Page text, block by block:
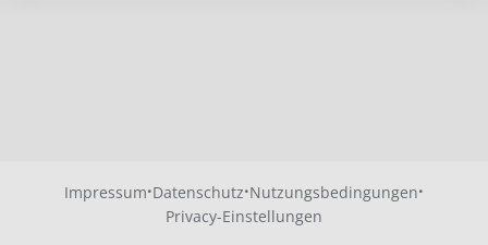
Impressum·Datenschutz·Nutzungsbedingungen·
Privacy-Einstellungen